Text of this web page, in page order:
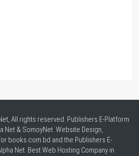
All rights reserved. Publishers E-Platform
Net & SomoyNet. Website Design,
books.com.bd and the Publishers E-
Net. BestWeb Hosting Company in